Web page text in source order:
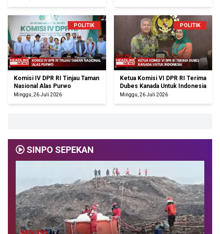
POLITIK
Komisi IV DPR RI Tinjau Taman
Nasional Alas Purwo
Minggu, 26 Juli 2026
POLITIK
Ketua Komisi VI DPR RI Terima
Dubes Kanada Untuk Indonesia
Minggu, 26 Juli 2026
SINPO SEPEKAN